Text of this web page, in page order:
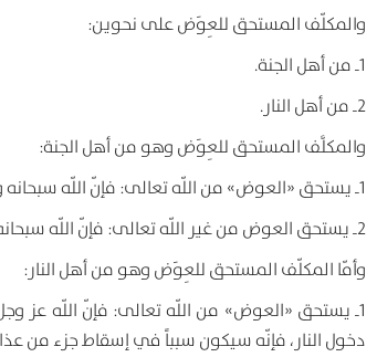
والمكلّف المستحق للعِوَض على نحوين:
1ـ من أهل الجنة.
2ـ من أهل النار.
والمكلَّف المستحق للعِوَض وهو من أهل الجنة:
1ـ يستحق «العوض» من اللّه تعالى: فإنّ اللّه سبحانه وتعالى سيعطيه «العوض» بتمامه وكماله.
2ـ يستحق العوض من غير اللّه تعالى: فإنّ اللّه سبحانه وتعالى سيأخذ «العوض» من ذلك الغير، ويوصله إلى هذا المستحق.
وأمّا المكلّف المستحق للعِوَض وهو من أهل النار:
1ـ يستحق «العوض» من اللّه تعالى: فإنّ اللّه عز
دخول النار، فإنّه سيكون سبباً في إسقاط جزء من